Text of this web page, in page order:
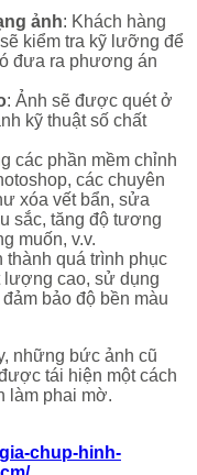
ảnh: Khách hàng
kiểm tra kỹ lưỡng để
đưa ra phương án
: Ảnh sẽ được quét ở
kỹ thuật số chất
các phần mềm chỉnh
các chuyên
xóa vết bẩn, sửa
sắc, tăng độ tương
muốn, v.v.
thành quá trình phục
cao, sử dụng
bảo độ bền màu
những bức ảnh cũ
tái hiện một cách
làm phai mờ.
chup-hinh-